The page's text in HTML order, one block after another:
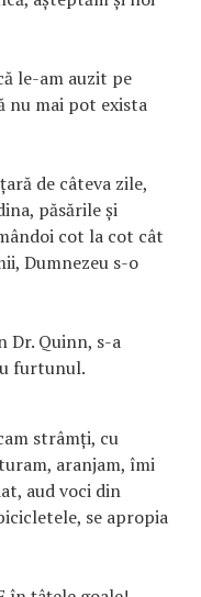
le-am auzit pe
nu mai pot exista
de câteva zile,
păsările și
cot la cot cât
Dumnezeu s-o
Dr. Quinn, s-a
furtunul.
strâmți, cu
aranjam, îmi
aud voci din
se apropia